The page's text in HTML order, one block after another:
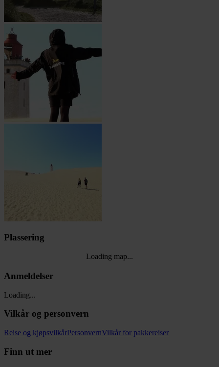
Plassering
Loading map...
Anmeldelser
Loading...
Vilkår og personvern
Reise og kjøpsvilkårPersonvernVilkår for pakkereiser
Finn ut mer